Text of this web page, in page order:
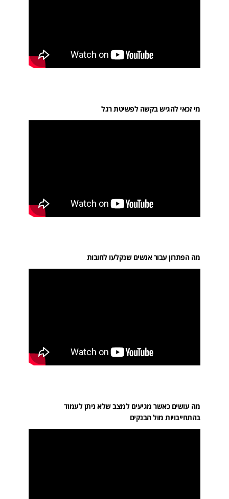
מי זכאי להגיש בקשה לפשיטת רגל
מה הפתרון עבור אנשים שנקלעו לחובות
מה עושים כאשר מגיעים למצב שלא ניתן לעמוד
בהתחייבויות מול הבנקים